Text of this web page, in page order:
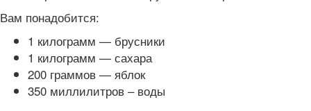
Вам понадобится:
1 килограмм — брусники
1 килограмм — сахара
200 граммов — яблок
350 миллилитров – воды